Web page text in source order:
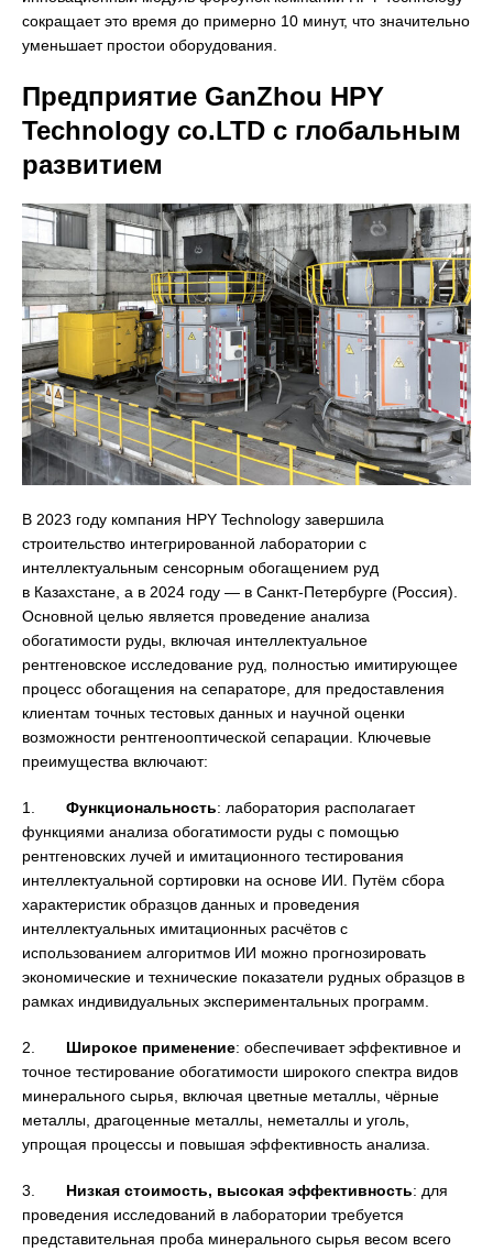
сокращает это время до примерно 10 минут, что значительно
уменьшает простои оборудования.
Предприятие GanZhou HPY
Technology co.LTD с глобальным
развитием
В 2023 году компания HPY Technology завершила
строительство интегрированной лаборатории с
интеллектуальным сенсорным обогащением руд
в Казахстане, а в 2024 году — в Санкт-Петербурге (Россия).
Основной целью является проведение анализа
обогатимости руды, включая интеллектуальное
рентгеновское исследование руд, полностью имитирующее
процесс обогащения на сепараторе, для предоставления
клиентам точных тестовых данных и научной оценки
возможности рентгенооптической сепарации. Ключевые
преимущества включают:
1. Функциональность: лаборатория располагает
функциями анализа обогатимости руды с помощью
рентгеновских лучей и имитационного тестирования
интеллектуальной сортировки на основе ИИ. Путём сбора
характеристик образцов данных и проведения
интеллектуальных имитационных расчётов с
использованием алгоритмов ИИ можно прогнозировать
экономические и технические показатели рудных образцов в
рамках индивидуальных экспериментальных программ.
2. Широкое применение: обеспечивает эффективное и
точное тестирование обогатимости широкого спектра видов
минерального сырья, включая цветные металлы, чёрные
металлы, драгоценные металлы, неметаллы и уголь,
упрощая процессы и повышая эффективность анализа.
3. Низкая стоимость, высокая эффективность: для
проведения исследований в лаборатории требуется
представительная проба минерального сырья весом всего